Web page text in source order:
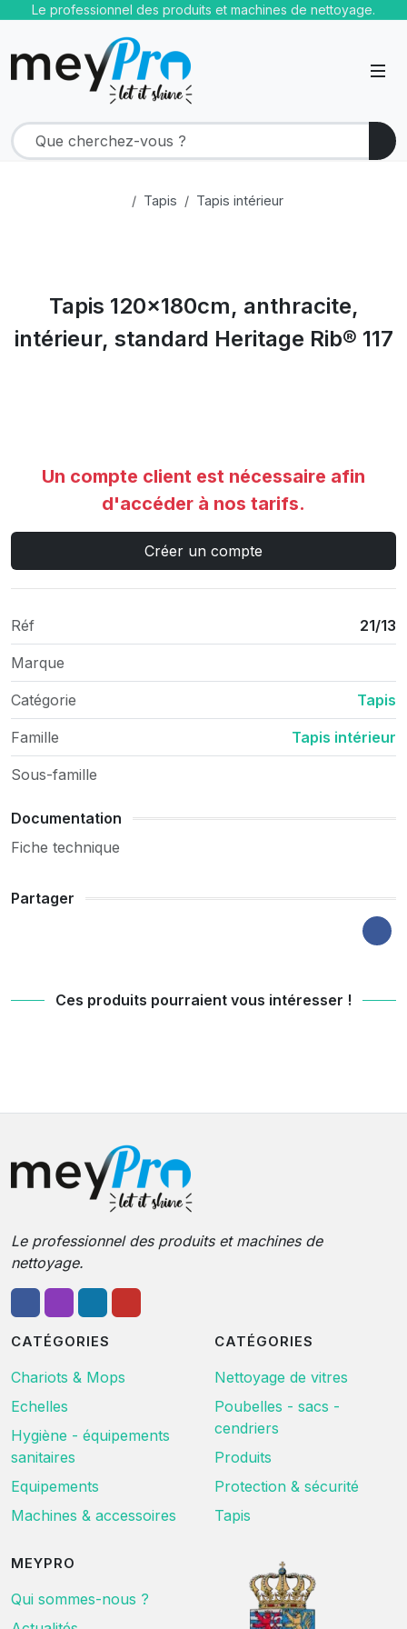
Le professionnel des produits et machines de nettoyage.
Tapis Tapis intérieur
Tapis 120x180cm, anthracite,
intérieur, standard Heritage Rib® 117
Un compte client est nécessaire afin
d'accéder à nos tarifs.
Créer un compte
Réf 21/13
Marque
Catégorie Tapis
Famille Tapis intérieur
Sous-famille
Documentation
Fiche technique
Partager
Ces produits pourraient vous intéresser !
Le professionnel des produits et machines de
nettoyage.
CATÉGORIES
Chariots & Mops
Echelles
Hygiène - équipements
sanitaires
Equipements
Machines & accessoires
CATÉGORIES
Nettoyage de vitres
Poubelles - sacs -
cendriers
Produits
Protection & sécurité
Tapis
MEYPRO
Qui sommes-nous ?